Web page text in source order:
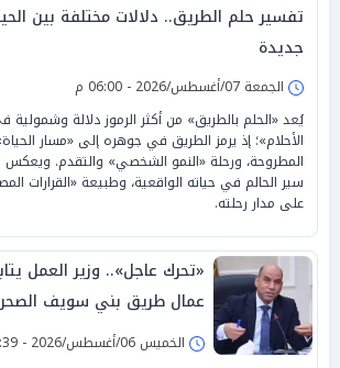
تفسير حلم الطريق.. دلالات مختلفة بين
جديدة
الجمعة 07/أغسطس/2026 - 06:00 م
يُعد «الحلم بالطريق» من أكثر الرموز دلالة وشمولية
الأحلام»؛ إذ يرمز الطريق في جوهره إلى «مسار
المطروحة، ورحلة «النمو الشخصي» والتقدم. ويعكس
سير الحالم في حياته الواقعية، وطبيعة «القرارات
على مدار رحلته.
«تحرك عاجل».. وزير العمل
عمال طريق بني سويف
الخميس 06/أغسطس/2026 - 07:39 م